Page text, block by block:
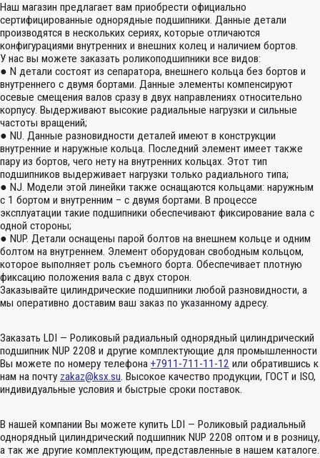
Наш магазин предлагает вам приобрести официально
сертифицированные однорядные подшипники. Данные детали
производятся в нескольких сериях, которые отличаются
конфигурациями внутренних и внешних колец и наличием бортов.
У нас вы можете заказать роликоподшипники все видов:
● N детали состоят из сепаратора, внешнего кольца без бортов и
внутреннего с двумя бортами. Данные элементы компенсируют
осевые смещения валов сразу в двух направлениях относительно
корпусу. Выдерживают высокие радиальные нагрузки и сильные
частоты вращений;
● NU. Данные разновидности деталей имеют в конструкции
внутренние и наружные кольца. Последний элемент имеет также
пару из бортов, чего нету на внутренних кольцах. Этот тип
подшипников выдерживает нагрузки только радиального типа;
● NJ. Модели этой линейки также оснащаются кольцами: наружным
с 1 бортом и внутренним – с двумя бортами. В процессе
эксплуатации такие подшипники обеспечивают фиксирование вала с
одной стороны;
● NUP. Детали оснащены парой болтов на внешнем кольце и одним
болтом на внутреннем. Элемент оборудован свободным кольцом,
которое выполняет роль съемного борта. Обеспечивает плотную
фиксацию положения вала с двух сторон.
Заказывайте цилиндрические подшипники любой разновидности, а
мы оперативно доставим ваш заказ по указанному адресу.
Заказать LDI — Роликовый радиальный однорядный цилиндрический
подшипник NUP 2208 и другие комплектующие для промышленности
Вы можете по номеру телефона +7911-711-11-12 или обратившись к
нам на почту zakaz@ksx.su. Высокое качество продукции, ГОСТ и ISO,
индивидуальные условия и быстрые сроки поставок.
В нашей компании Вы можете купить LDI — Роликовый радиальный
однорядный цилиндрический подшипник NUP 2208 оптом и в розницу,
а так же другие комплектующим, представленные в нашем каталоге.